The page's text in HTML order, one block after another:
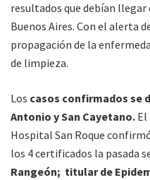
resultados que debían
Buenos Aires. Con el alerta
propagación de la
de limpieza.
Los casos confirmados se
Antonio y San Cayetano.
Hospital San Roque
los 4 certificados la pasada
Rangeón; titular de